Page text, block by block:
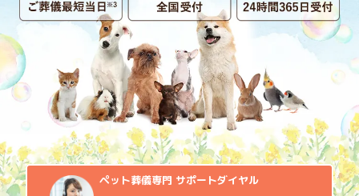
ペット葬儀専門 サポートダイヤル